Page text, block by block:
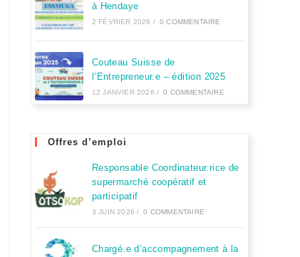
à Hendaye
2 FÉVRIER 2026 / 0 COMMENTAIRE
Couteau Suisse de
l’Entrepreneur.e – édition 2025
12 JANVIER 2026 / 0 COMMENTAIRE
Offres d’emploi
Responsable Coordinateur.rice de
supermarché coopératif et
participatif
3 JUIN 2026 / 0 COMMENTAIRE
Chargé.e d’accompagnement à la